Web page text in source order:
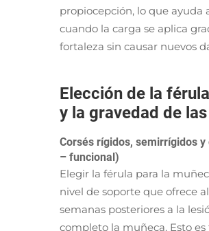
propiocepción, lo que ayuda
cuando la carga se aplica
fortaleza sin causar nuevos
Elección de la
y la gravedad de
Corsés rígidos, semirrígidos
– funcional)
Elegir la férula para la
nivel de soporte que ofrece
semanas posteriores a la
completo la muñeca. Esto